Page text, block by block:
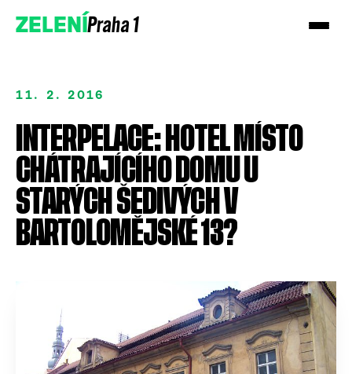
ZELENÍPraha 1
Podpořte nás
11. 2. 2016
INTERPELACE: HOTEL MÍSTO
CHÁTRAJÍCÍHO DOMU U
STARÝCH ŠEDIVÝCH V
BARTOLOMĚJSKÉ 13?